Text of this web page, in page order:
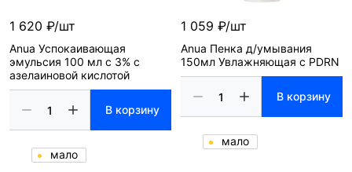
1 620 ₽/шт
Anua Успокаивающая
эмульсия 100 мл с 3% с
азелаиновой кислотой
В корзину
мало
1 059 ₽/шт
Anua Пенка д/умывания
150мл Увлажняющая с PDRN
В корзину
мало